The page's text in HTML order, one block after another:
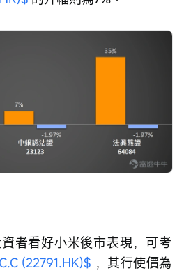
者看好小米後市表現，可考
(22791.HK)$ ，其行使價為